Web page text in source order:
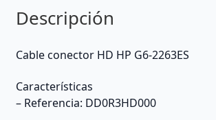
Descripción
Cable conector HD HP G6-2263ES
Características
– Referencia: DD0R3HD000